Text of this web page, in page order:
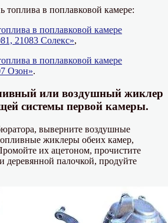
топлива в поплавковой камере:
в поплавковой камере
21083 Солекс»,
в поплавковой камере
Озон».
или воздушный жиклер
системы первой камеры.
выверните воздушные
жиклеры обеих камер,
их ацетоном, прочистите
деревянной палочкой, продуйте